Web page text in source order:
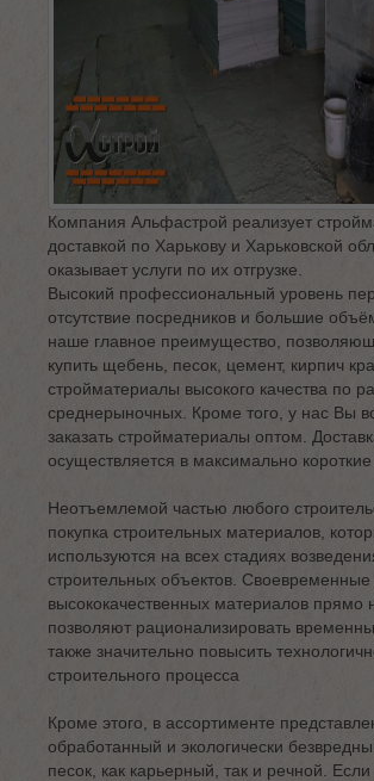
Компания Альфастрой реализует
доставкой по Харькову и Харьковской
оказывает услуги по их отгрузке.
Высокий профессиональный уровень
отсутствие посредников и большие
наше главное преимущество,
купить щебень, песок, цемент, кирпич
стройматериалы высокого качества по
среднерыночных. Кроме того, у нас Вы
заказать стройматериалы оптом.
осуществляется в максимально короткие
Неотъемлемой частью любого
покупка строительных материалов,
используются на всех стадиях
строительных объектов. Своевременные
высококачественных материалов прямо
позволяют рационализировать
также значительно повысить
строительного процесса
Кроме этого, в ассортименте
обработанный и экологически
песок, как карьерный, так и речной.